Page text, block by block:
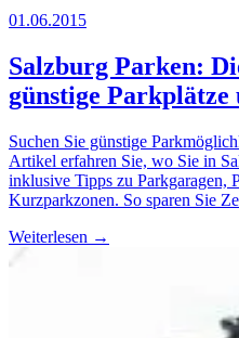
01.06.2015
Salzburg Parken:
günstige
Suchen Sie günstige
Artikel erfahren Sie, wo Sie in
inklusive Tipps zu Parkgaragen,
Kurzparkzonen. So sparen Sie
Weiterlesen →